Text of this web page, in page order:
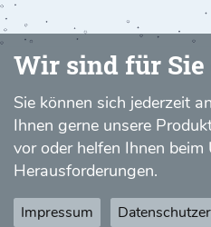
Wir sind für Sie
Sie können sich jederzeit
Ihnen gerne unsere
vor oder helfen Ihnen
Herausforderungen.
Impressum